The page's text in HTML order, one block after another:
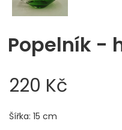
Popelník -
220 Kč
Šířka: 15 cm